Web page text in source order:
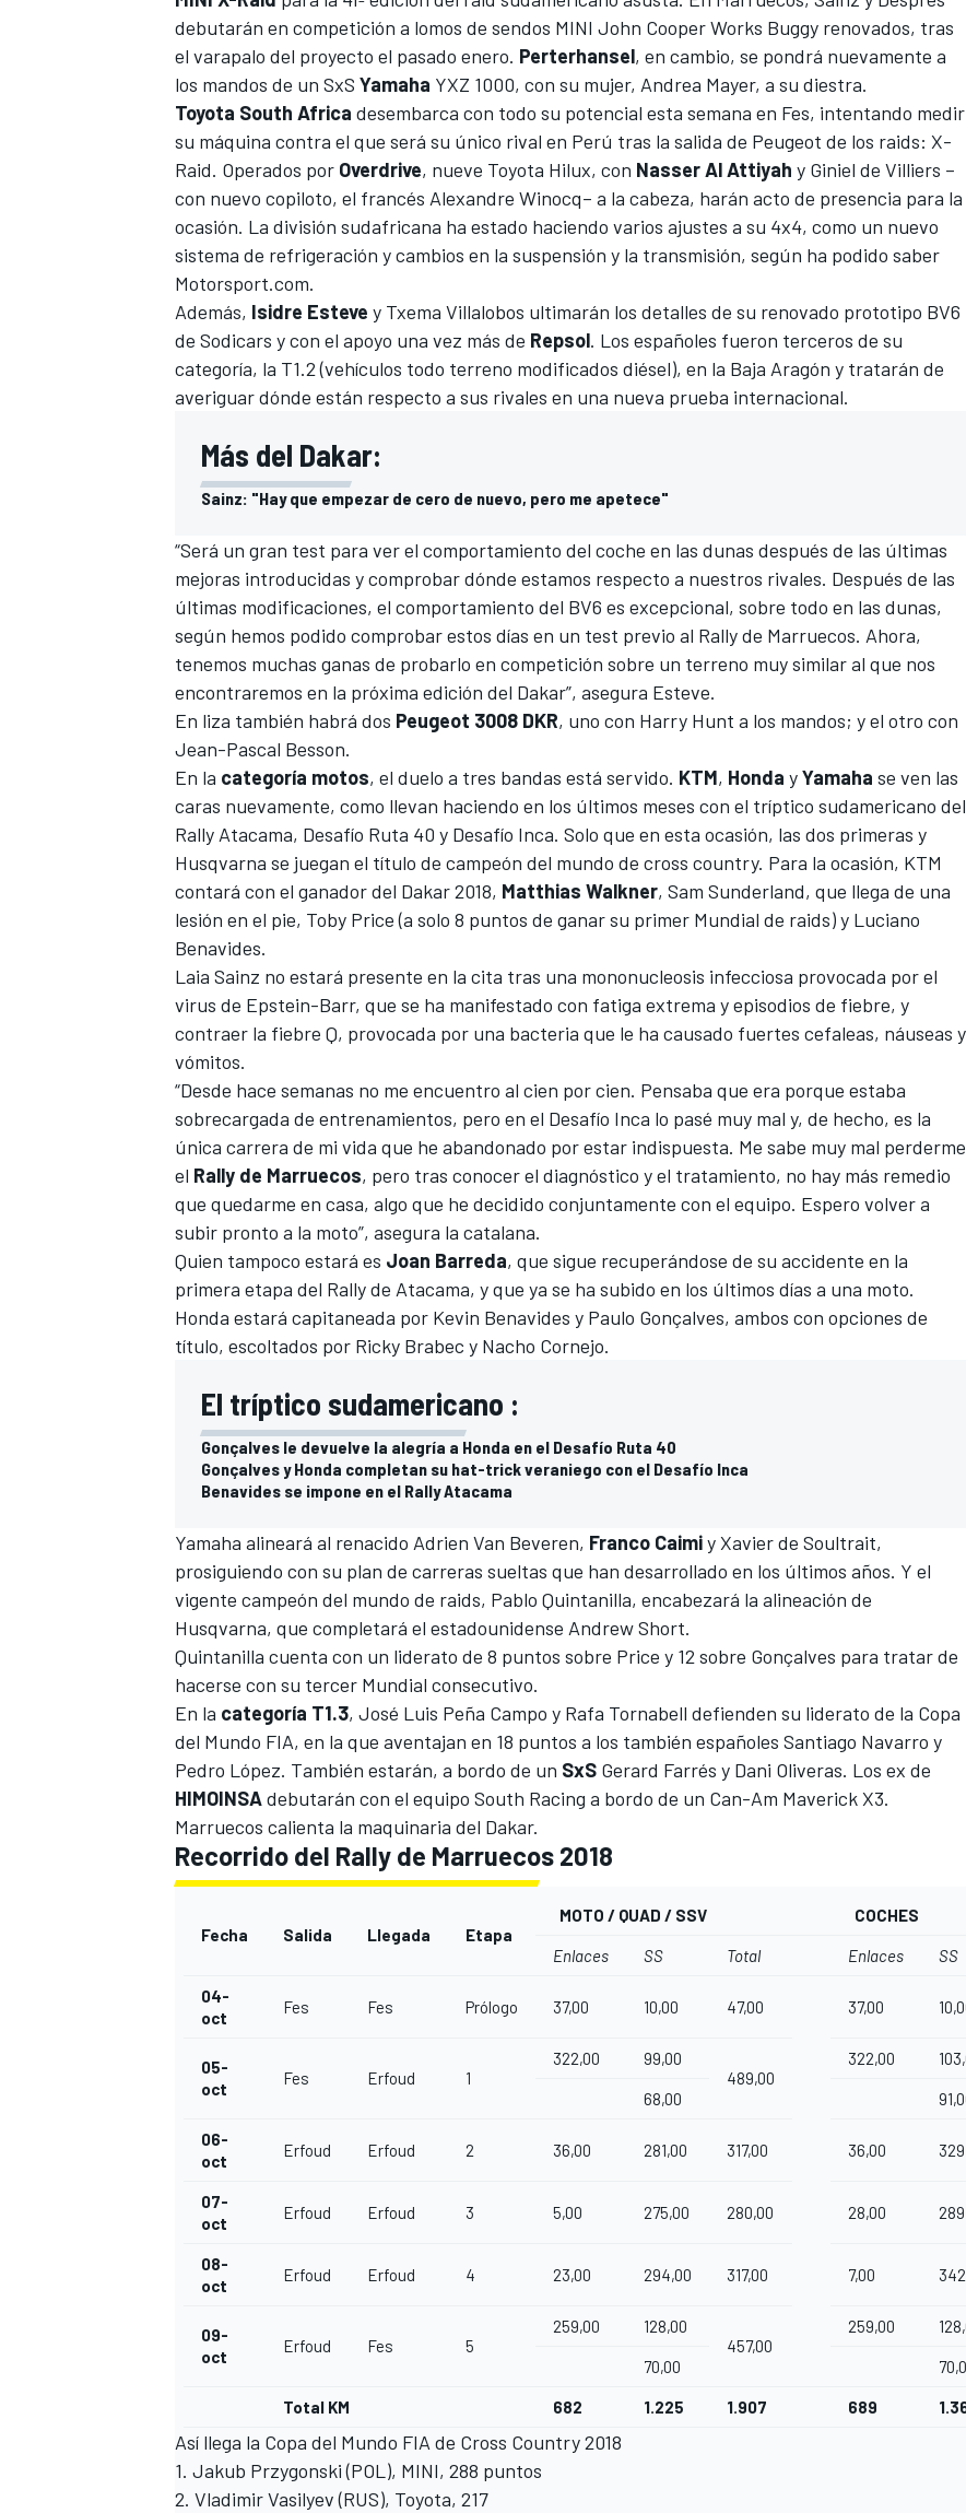
MÁS CATEGORÍAS
debutarán en competición a lomos de sendos MINI John Cooper Works Buggy renovados, tras
el varapalo del proyecto el pasado enero. Perterhansel, en cambio, se pondrá nuevamente a
los mandos de un SxS Yamaha YXZ 1000, con su mujer, Andrea Mayer, a su diestra.
Toyota South Africa desembarca con todo su potencial esta semana en Fes, intentando medir
su máquina contra el que será su único rival en Perú tras la salida de Peugeot de los raids: X-
Raid. Operados por Overdrive, nueve Toyota Hilux, con Nasser Al Attiyah y Giniel de Villiers –
con nuevo copiloto, el francés Alexandre Winocq– a la cabeza, harán acto de presencia para la
ocasión. La división sudafricana ha estado haciendo varios ajustes a su 4x4, como un nuevo
sistema de refrigeración y cambios en la suspensión y la transmisión, según ha podido saber
Motorsport.com.
Además, Isidre Esteve y Txema Villalobos ultimarán los detalles de su renovado prototipo BV6
de Sodicars y con el apoyo una vez más de Repsol. Los españoles fueron terceros de su
categoría, la T1.2 (vehículos todo terreno modificados diésel), en la Baja Aragón y tratarán de
averiguar dónde están respecto a sus rivales en una nueva prueba internacional.
Más del Dakar:
Sainz: "Hay que empezar de cero de nuevo, pero me apetece"
“Será un gran test para ver el comportamiento del coche en las dunas después de las últimas
mejoras introducidas y comprobar dónde estamos respecto a nuestros rivales. Después de las
últimas modificaciones, el comportamiento del BV6 es excepcional, sobre todo en las dunas,
según hemos podido comprobar estos días en un test previo al Rally de Marruecos. Ahora,
tenemos muchas ganas de probarlo en competición sobre un terreno muy similar al que nos
encontraremos en la próxima edición del Dakar”, asegura Esteve.
En liza también habrá dos Peugeot 3008 DKR, uno con Harry Hunt a los mandos; y el otro con
Jean-Pascal Besson.
En la categoría motos, el duelo a tres bandas está servido. KTM, Honda yYamaha se ven las
caras nuevamente, como llevan haciendo en los últimos meses con el tríptico sudamericano del
Rally Atacama, Desafío Ruta 40 y Desafío Inca. Solo que en esta ocasión, las dos primeras y
Husqvarna se juegan el título de campeón del mundo de cross country. Para la ocasión, KTM
contará con el ganador del Dakar 2018, Matthias Walkner, Sam Sunderland, que llega de una
lesión en el pie, Toby Price (a solo 8 puntos de ganar su primer Mundial de raids) y Luciano
Benavides.
Laia Sainz no estará presente en la cita tras una mononucleosis infecciosa provocada por el
virus de Epstein-Barr, que se ha manifestado con fatiga extrema y episodios de fiebre, y
contraer la fiebre Q, provocada por una bacteria que le ha causado fuertes cefaleas, náuseas y
vómitos.
“Desde hace semanas no me encuentro al cien por cien. Pensaba que era porque estaba
sobrecargada de entrenamientos, pero en el Desafío Inca lo pasé muy mal y, de hecho, es la
única carrera de mi vida que he abandonado por estar indispuesta. Me sabe muy mal perderme
el Rally de Marruecos, pero tras conocer el diagnóstico y el tratamiento, no hay más remedio
que quedarme en casa, algo que he decidido conjuntamente con el equipo. Espero volver a
subir pronto a la moto”, asegura la catalana.
Quien tampoco estará es Joan Barreda, que sigue recuperándose de su accidente en la
primera etapa del Rally de Atacama, y que ya se ha subido en los últimos días a una moto.
Honda estará capitaneada por Kevin Benavides y Paulo Gonçalves, ambos con opciones de
título, escoltados por Ricky Brabec y Nacho Cornejo.
El tríptico sudamericano :
Gonçalves le devuelve la alegría a Honda en el Desafío Ruta 40
Gonçalves y Honda completan su hat-trick veraniego con el Desafío Inca
Benavides se impone en el Rally Atacama
Yamaha alineará al renacido Adrien Van Beveren, Franco Caimiy Xavier de Soultrait,
prosiguiendo con su plan de carreras sueltas que han desarrollado en los últimos años. Y el
vigente campeón del mundo de raids, Pablo Quintanilla, encabezará la alineación de
Husqvarna, que completará el estadounidense Andrew Short.
Quintanilla cuenta con un liderato de 8 puntos sobre Price y 12 sobre Gonçalves para tratar de
hacerse con su tercer Mundial consecutivo.
En la categoría T1.3, José Luis Peña Campo y Rafa Tornabell defienden su liderato de la Copa
del Mundo FIA, en la que aventajan en 18 puntos a los también españoles Santiago Navarro y
Pedro López. También estarán, a bordo de un SxS Gerard Farrés y Dani Oliveras. Los ex de
HIMOINSAdebutarán con el equipo South Racing a bordo de un Can-Am Maverick X3.
Marruecos calienta la maquinaria del Dakar.
Recorrido del Rally de Marruecos 2018
Fecha Salida Llegada Etapa
MOTO / QUAD / SSV COCHES
Enlaces SS Total Enlaces SS
04-
oct
Fes Fes Prólogo 37,00 10,00 47,00 37,00 10,00
05-
oct
Fes Erfoud 1
322,00
99,00
489,00
322,00
103,00
68,00
91,00
06-
oct
Erfoud Erfoud 2 36,00 281,00 317,00 36,00 329,00
07-
oct
Erfoud Erfoud 3 5,00 275,00 280,00 28,00 289,00
08-
oct
Erfoud Erfoud 4 23,00 294,00 317,00 7,00 342,00
09-
oct
Erfoud Fes 5
259,00
128,00
457,00
259,00
128,00
70,00
70,00
Total KM 682 1.225 1.907 689 1.362
Así llega la Copa del Mundo FIA de Cross Country 2018
1. Jakub Przygonski (POL), MINI, 288 puntos
2. Vladimir Vasilyev (RUS), Toyota, 217